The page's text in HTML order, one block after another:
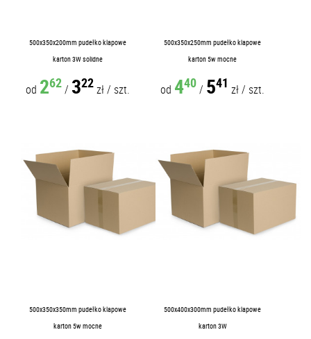
500x350x200mm pudełko klapowe
karton 3W solidne
od 262/ 322zł/ szt.
500x350x250mm pudełko klapowe
karton 5w mocne
od 440/ 541 zł/ szt.
500x350x350mm pudełko klapowe
karton 5w mocne
500x400x300mm pudełko klapowe
karton 3W